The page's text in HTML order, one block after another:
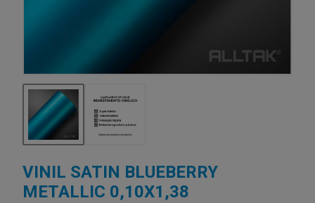
VINIL SATIN BLUEBERRY
METALLIC 0,10X1,38